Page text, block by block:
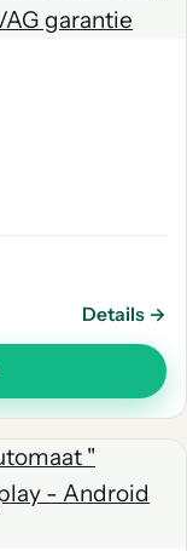
Details →